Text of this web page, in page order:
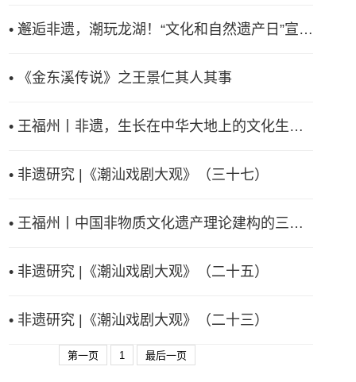
• 邂逅非遗，潮玩龙湖！“文化和自然遗产日”宣传活动精彩纷呈
• 《金东溪传说》之王景仁其人其事
• 王福州丨非遗，生长在中华大地上的文化生命体
• 非遗研究 |《潮汕戏剧大观》（三十七）
• 王福州丨中国非物质文化遗产理论建构的三道门槛
• 非遗研究 |《潮汕戏剧大观》（二十五）
• 非遗研究 |《潮汕戏剧大观》（二十三）
第一页 1 最后一页